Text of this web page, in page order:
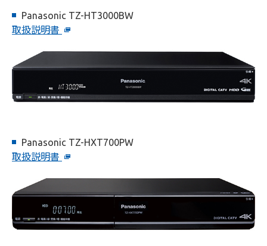
Panasonic TZ-HT3000BW
取扱説明書
Panasonic TZ-HXT700PW
取扱説明書